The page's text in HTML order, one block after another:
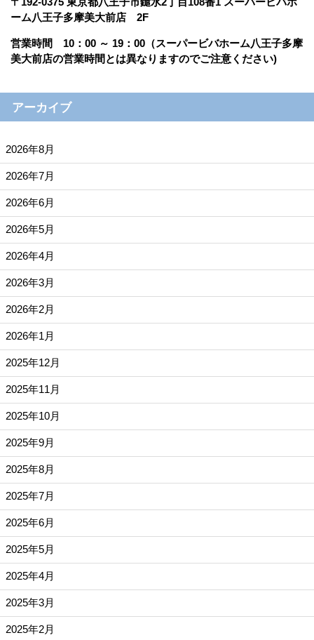
ーム八王子多摩美大前店 2F
営業時間 10：00 ～ 19：00（スーパービバホーム八王子多摩
美大前店の営業時間とは異なりますのでご注意ください)
アーカイブ
2026年8月
2026年7月
2026年6月
2026年5月
2026年4月
2026年3月
2026年2月
2026年1月
2025年12月
2025年11月
2025年10月
2025年9月
2025年8月
2025年7月
2025年6月
2025年5月
2025年4月
2025年3月
2025年2月